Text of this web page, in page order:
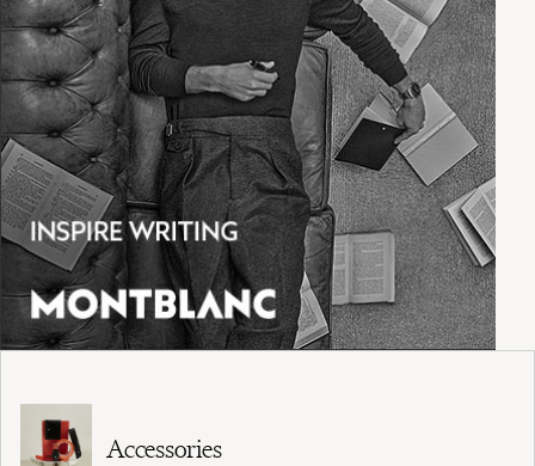
Accessories